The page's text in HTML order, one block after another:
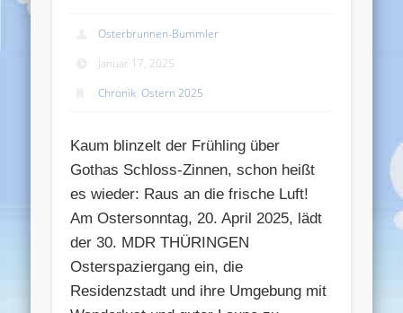
Osterbrunnen-Bummler
Januar 17, 2025
Chronik,Ostern 2025
Kaum blinzelt der Frühling über
Gothas Schloss-Zinnen, schon heißt
es wieder: Raus an die frische Luft!
Am Ostersonntag, 20. April 2025, lädt
der 30. MDR THÜRINGEN
Osterspaziergang ein, die
Residenzstadt und ihre Umgebung mit